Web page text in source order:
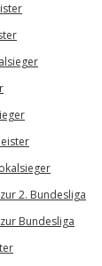
2. Bundesliga
Bundesliga